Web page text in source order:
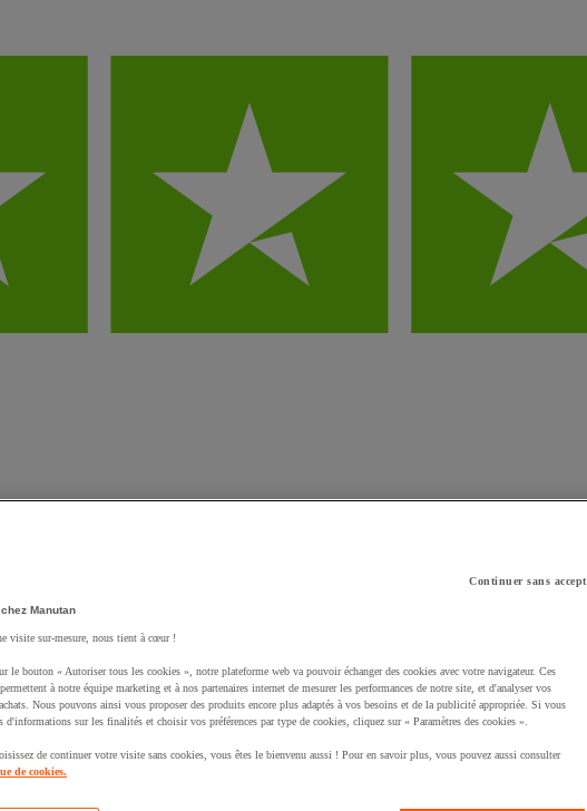
un produit à votre panier :
Continuer sans
Manutan
visite sur-mesure, nous tient à cœur !
le bouton « Autoriser tous les cookies », notre plateforme web va pouvoir échanger des cookies avec votre navigateur. Ces
à notre équipe marketing et à nos partenaires internet de mesurer les performances de notre site, et d'analyser vos
Nous pouvons ainsi vous proposer des produits encore plus adaptés à vos besoins et de la publicité appropriée. Si vous
d'informations sur les finalités et choisir vos préférences par type de cookies, cliquez sur « Paramètres des cookies ».
de continuer votre visite sans cookies, vous êtes le bienvenu aussi ! Pour en savoir plus, vous pouvez aussi consulter
de cookies.